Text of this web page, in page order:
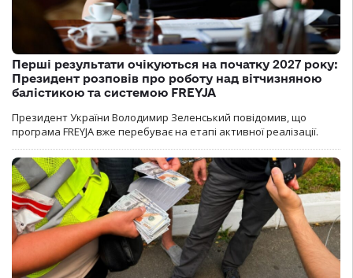
Перші результати очікуються на початку 2027 року:
Президент розповів про роботу над вітчизняною
балістикою та системою FREYJA
Президент України Володимир Зеленський повідомив, що
програма FREYJA вже перебуває на етапі активної реалізації.